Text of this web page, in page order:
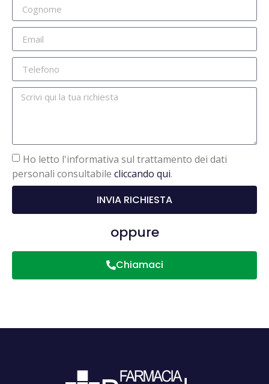
Ho letto l'informativa sul trattamento dei dati
personali consultabile cliccando qui.
INVIA RICHIESTA
oppure
Chiamaci